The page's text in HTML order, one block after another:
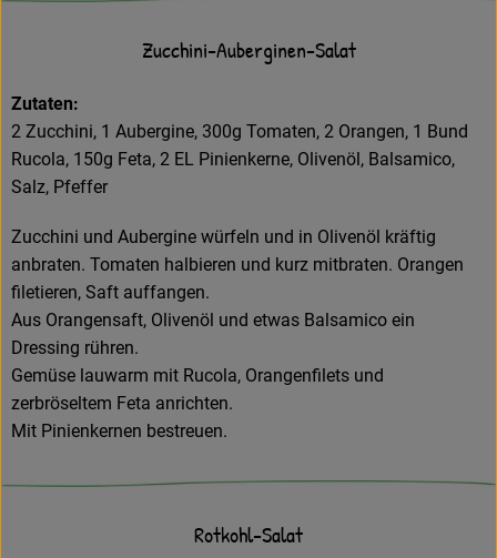
Zucchini-Auberginen-Salat
Zutaten:
2 Zucchini, 1 Aubergine, 300g Tomaten, 2 Orangen, 1 Bund
Rucola, 150g Feta, 2 EL Pinienkerne, Olivenöl, Balsamico,
Salz, Pfeffer
Zucchini und Aubergine würfeln und in Olivenöl kräftig
anbraten. Tomaten halbieren und kurz mitbraten. Orangen
filetieren, Saft auffangen.
Aus Orangensaft, Olivenöl und etwas Balsamico ein
Dressing rühren.
Gemüse lauwarm mit Rucola, Orangenfilets und
zerbröseltem Feta anrichten.
Mit Pinienkernen bestreuen.
Rotkohl-Salat